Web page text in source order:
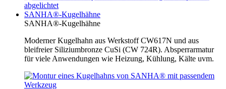
SANHA®-Kugelhähne
SANHA®-Kugelhähne
Moderner Kugelhahn aus Werkstoff CW617N und aus
bleifreier Siliziumbronze CuSi (CW 724R). Absperrarmatur
für viele Anwendungen wie Heizung, Kühlung, Kälte uvm.